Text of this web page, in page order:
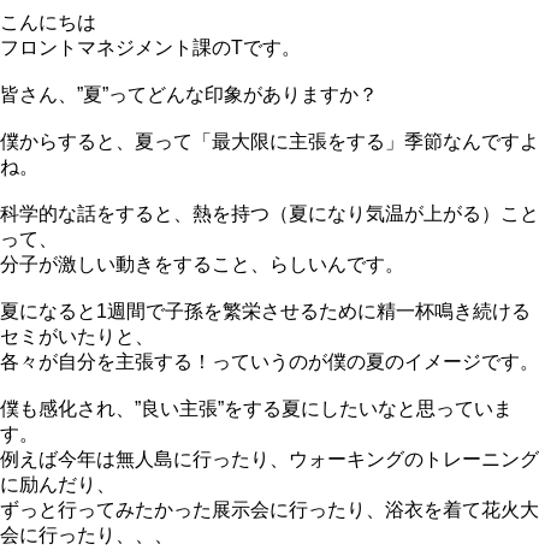
こんにちは
フロントマネジメント課のTです。
皆さん、”夏”ってどんな印象がありますか？
僕からすると、夏って「最大限に主張をする」季節なんですよ
ね。
科学的な話をすると、熱を持つ（夏になり気温が上がる）こと
って、
分子が激しい動きをすること、らしいんです。
夏になると1週間で子孫を繁栄させるために精一杯鳴き続ける
セミがいたりと、
各々が自分を主張する！っていうのが僕の夏のイメージです。
僕も感化され、”良い主張”をする夏にしたいなと思っていま
す。
例えば今年は無人島に行ったり、ウォーキングのトレーニング
に励んだり、
ずっと行ってみたかった展示会に行ったり、浴衣を着て花火大
会に行ったり、、、